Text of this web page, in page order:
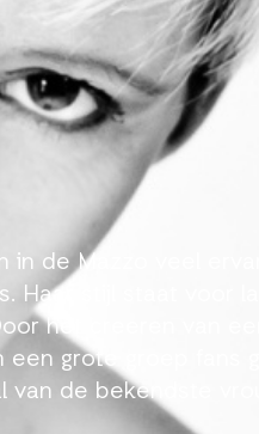
in de Mazzo veel
Haar stijl staat voor
het creeren van
grote groep fans
van de bekendste
en alles wat